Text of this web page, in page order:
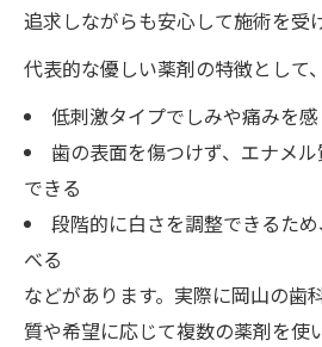
追求しながらも安心して施術を受
代表的な優しい薬剤の特徴として、
低刺激タイプでしみや痛みを
歯の表面を傷つけず、エナメ
できる
段階的に白さを調整できるた
べる
などがあります。実際に岡山の歯
質や希望に応じて複数の薬剤を使